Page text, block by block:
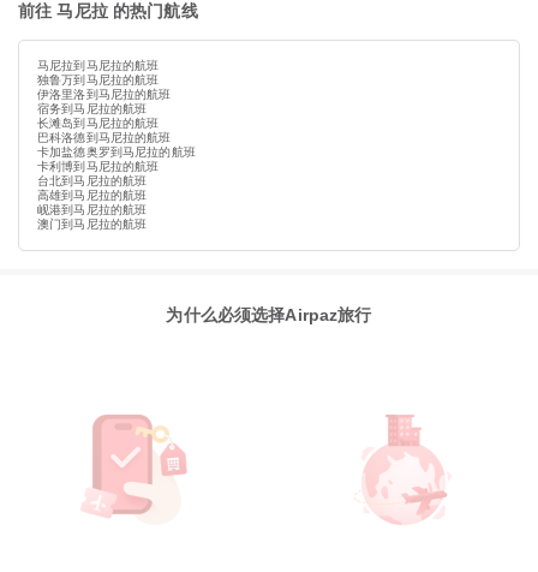
前往 马尼拉 的热门航线
马尼拉到马尼拉的航班
独鲁万到马尼拉的航班
伊洛里洛到马尼拉的航班
宿务到马尼拉的航班
长滩岛到马尼拉的航班
巴科洛德到马尼拉的航班
卡加盐德奥罗到马尼拉的航班
卡利博到马尼拉的航班
台北到马尼拉的航班
高雄到马尼拉的航班
岘港到马尼拉的航班
澳门到马尼拉的航班
为什么必须选择Airpaz旅行